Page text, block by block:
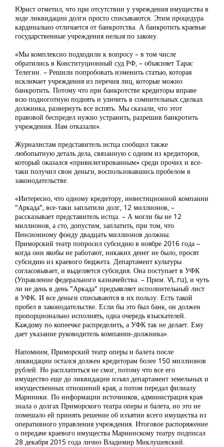
Юрист отметил, что при отсутствии у учреждения имущества в
ходе ликвидации долги просто списываются. Этим процедура
кардинально отличается от банкротства. А банкротить краевые
государственные учреждения нельзя по закону.
«Мы комплексно подходили к вопросу – в том числе
обратились в Конституционный суд РФ, – объясняет Тарас
Телегин. – Решили попробовать изменить статью, которая
исключает учреждения из перечня лиц, которые можно
банкротить. Потому что при банкротстве кредиторы вправе
всю подноготную поднять и уличить в сомнительных сделках
должника, развернуть все вспять. Мы сказали, что этот
правовой беспредел нужно устранить, разрешив банкротить
учреждения. Нам отказали».
Журналистам представитель истца сообщил также
любопытную деталь дела, связанную с одним из кредиторов,
который оказался «привилегированным» среди прочих и все-
таки получил свои деньги, воспользовавшись пробелом в
законодательстве.
«Интересно, что одному кредитору, инвестиционной компании
"Аркада", все-таки заплатили долг, 12 миллионов, –
рассказывает представитель истца. – А могли бы не 12
миллионов, а сто, допустим, заплатить, при том, что
Пенсионному фонду двадцать миллионов должны.
Приморский театр попросил субсидию в ноябре 2016 года –
когда они якобы не работают, никаких денег не было, просят
субсидию из краевого бюджета. Департамент культуры
согласовывает, и выделяется субсидия. Она поступает в УФК
(Управление федерального казначейства. – Прим. VL.ru), и чуть
ли не день в день "Аркада" предъявляет исполнительный лист
в УФК. И все деньги списываются в их пользу. Есть такой
пробел в законодательстве. Если бы это был банк, он должен
пропорционально исполнять, одна очередь взыскателей.
Каждому по копеечке распределить, а УФК так не делает. Ему
дает указание руководитель компании-должника».
Напомним, Приморский театр оперы и балета после
ликвидации остался должен кредиторам более 150 миллионов
рублей. Но расплатиться не смог, потому что все его
имущество еще до ликвидации изъял департамент земельных и
имущественных отношений края, а потом передал филиалу
Мариинки. По информации источников, администрация края
знала о долгах Приморского театра оперы и балета, но это не
помешало ей принять решение об изъятии всего имущества из
оперативного управления учреждения. Итоговое распоряжение
о передаче краевого имущества Мариинскому театру подписал
28 декабря 2015 года лично Владимир Миклушевский.